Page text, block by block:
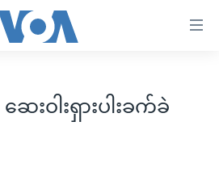
ေးဝါးရှားပါးခက်ခဲ